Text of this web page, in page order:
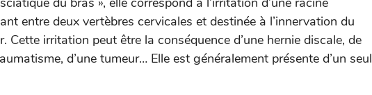
entre deux vertèbres cervicales et destinée à l’innervation du
Cette irritation peut être la conséquence d’une hernie discale, de
d’une tumeur… Elle est généralement présente d’un seul